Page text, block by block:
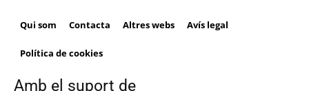
Qui som Contacta Altres webs Avís legal
Política de cookies
Amb el suport de